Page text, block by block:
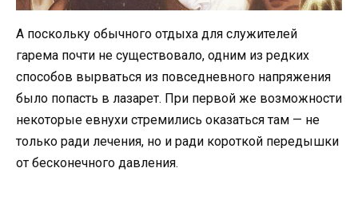
А поскольку обычного отдыха для служителей
гарема почти не существовало, одним из редких
способов вырваться из повседневного напряжения
было попасть в лазарет. При первой же возможности
некоторые евнухи стремились оказаться там — не
только ради лечения, но и ради короткой передышки
от бесконечного давления.